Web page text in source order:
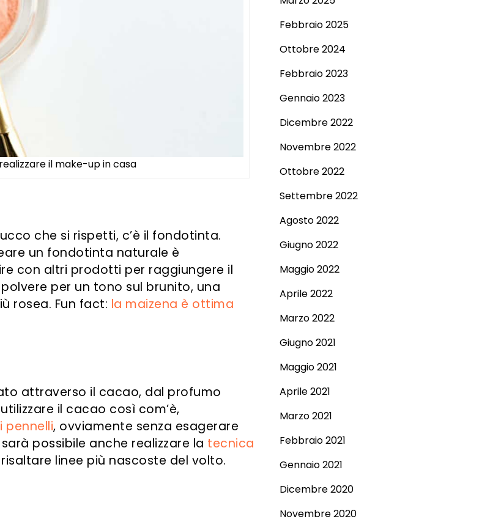
il make-up in casa
che si rispetti, c’è il fondotinta.
un fondotinta naturale è
con altri prodotti per raggiungere il
per un tono sul brunito, una
rosea. Fun fact: la maizena è ottima
attraverso il cacao, dal profumo
il cacao così com’è,
pennelli, ovviamente senza esagerare
possibile anche realizzare la tecnica
linee più nascoste del volto.
Febbraio 2025
Ottobre 2024
Febbraio 2023
Gennaio 2023
Dicembre 2022
Novembre 2022
Ottobre 2022
Settembre 2022
Agosto 2022
Giugno 2022
Maggio 2022
Aprile 2022
Marzo 2022
Giugno 2021
Maggio 2021
Aprile 2021
Marzo 2021
Febbraio 2021
Gennaio 2021
Dicembre 2020
Novembre 2020